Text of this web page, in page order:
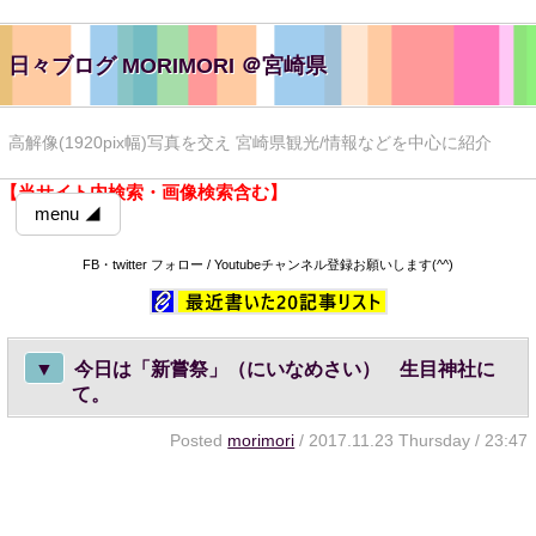
日々ブログ MORIMORI ＠宮崎県
高解像(1920pix幅)写真を交え 宮崎県観光/情報などを中心に紹介
【当サイト内検索・画像検索含む】
menu ◢
FB・twitter フォロー / Youtubeチャンネル登録お願いします(^^)
▼
今日は「新嘗祭」（にいなめさい） 生目神社に
て。
Posted morimori / 2017.11.23 Thursday / 23:47